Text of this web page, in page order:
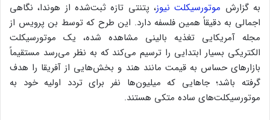
به گزارش موتورسیکلت نیوز، پتنتی تازه ثبت‌شده از هوندا، نگاهی
اجمالی به دقیقاً همین فلسفه دارد. این طرح که توسط بن پرویس از
مجله آمریکایی تغذیه بالینی مشاهده شده، یک موتورسیکلت
الکتریکی بسیار ابتدایی را ترسیم می‌کند که به نظر می‌رسد مستقیماً
بازارهای حساس به قیمت مانند هند و بخش‌هایی از آفریقا را هدف
گرفته باشد؛ جاهایی که میلیون‌ها نفر برای تردد اولیه خود به
موتورسیکلت‌های ساده متکی هستند.